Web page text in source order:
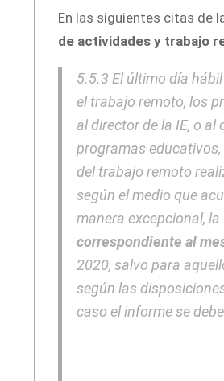
En las siguientes citas de
de actividades y trabajo
5.5.3 El último día
el trabajo remoto, los
al director de la IE, o al
programas
del trabajo remoto
según el medio que
manera excepcional,
correspondiente al
2020, salvo para
según las
caso el informe se